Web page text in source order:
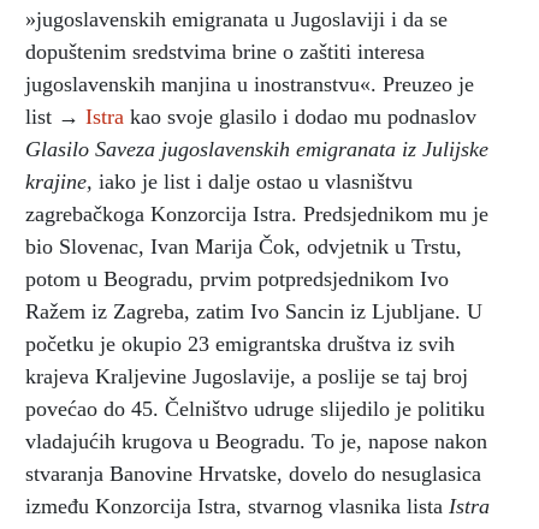
»jugoslavenskih emigranata u Jugoslaviji i da se
dopuštenim sredstvima brine o zaštiti interesa
jugoslavenskih manjina u inostranstvu«. Preuzeo je
list → Istra kao svoje glasilo i dodao mu podnaslov
Glasilo Saveza jugoslavenskih emigranata iz Julijske
krajine, iako je list i dalje ostao u vlasništvu
zagrebačkoga Konzorcija Istra. Predsjednikom mu je
bio Slovenac, Ivan Marija Čok, odvjetnik u Trstu,
potom u Beogradu, prvim potpredsjednikom Ivo
Ražem iz Zagreba, zatim Ivo Sancin iz Ljubljane. U
početku je okupio 23 emigrantska društva iz svih
krajeva Kraljevine Jugoslavije, a poslije se taj broj
povećao do 45. Čelništvo udruge slijedilo je politiku
vladajućih krugova u Beogradu. To je, napose nakon
stvaranja Banovine Hrvatske, dovelo do nesuglasica
između Konzorcija Istra, stvarnog vlasnika lista Istra